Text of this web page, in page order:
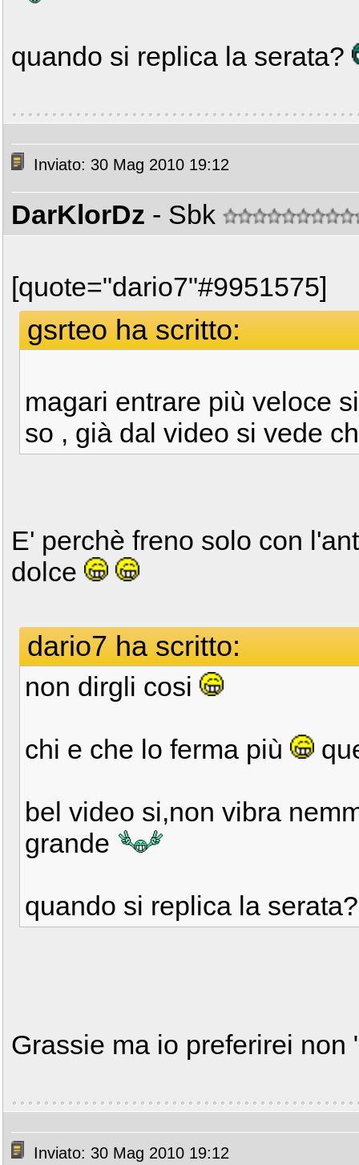
quando si replica la serata?
Inviato: 30 Mag 2010 19:12
DarKlorDz - Sbk
[quote="dario7"#9951575]
gsrteo ha scritto:
magari entrare più veloce
so , già dal video si vede
E' perchè freno solo con
dolce
dario7 ha scritto:
non dirgli cosi
chi e che lo ferma più
bel video si,non vibra
grande
quando si replica la
Grassie ma io preferirei
Inviato: 30 Mag 2010 19:12